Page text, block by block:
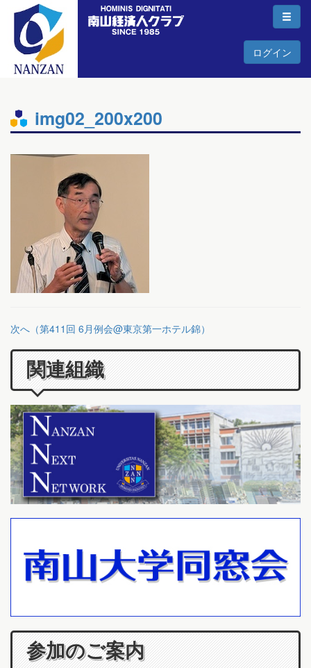
ログイン
img02_200x200
次へ（第411回 6月例会@東京第一ホテル錦）
関連組織
参加のご案内